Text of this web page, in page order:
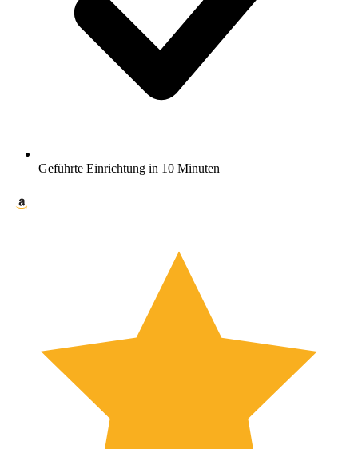
Geführte Einrichtung in 10 Minuten